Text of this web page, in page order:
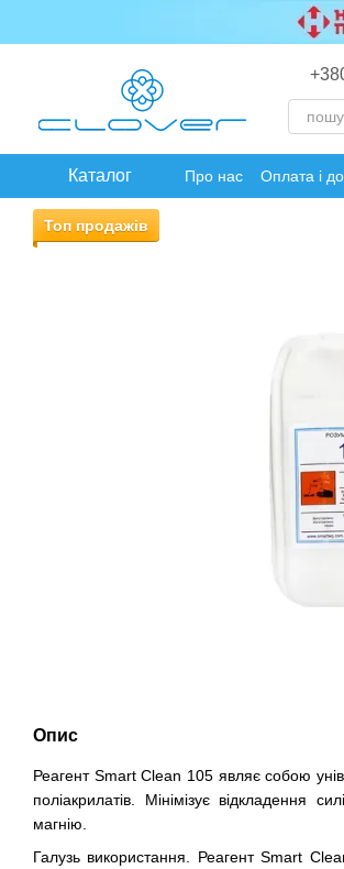
Каталог Про нас Оплата і
Топ продажів
Опис
Реагент Smart Clean 105 являє собою
поліакрилатів. Мінімізує відкладення
магнію.
Галузь використання. Реагент Smart